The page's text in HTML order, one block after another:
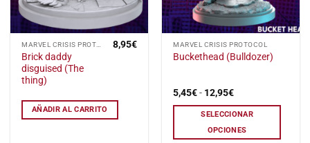
Brick daddy
disguised (The
thing)
8,95€
AÑADIR AL CARRITO
MARVEL CRISIS PROTOCOL
Buckethead (Bulldozer)
5,45€- 12,95€Rango
precios:
desde
5,45€
hasta
SELECCIONAR
OPCIONES
Este
producto
múltiples
variantes.
opciones